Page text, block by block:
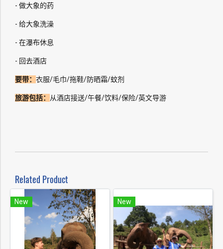
- 做大象的药
- 给大象洗澡
- 在瀑布休息
- 回去酒店
要带： 衣服/毛巾/拖鞋/防晒霜/蚊剂
旅游包括： 从酒店接送/午餐/饮料/保险/英文导游
Related Product
New New